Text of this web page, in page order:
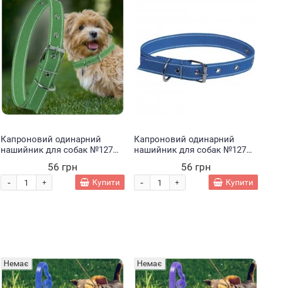
Капроновий одинарний
нашийник для собак №127
Зелений (2021)56 грн
+
- Купити
Капроновий одинарний
нашийник для собак №127
56 грн
+
- Купити
Немає Немає